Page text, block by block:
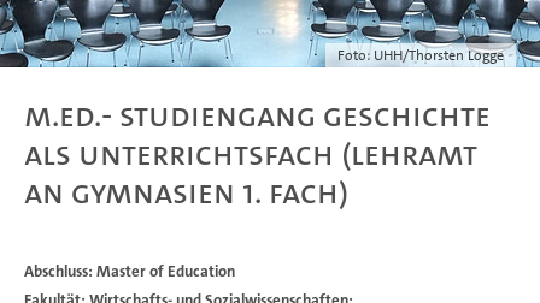
Foto: UHH/Thorsten Logge
M.Ed.- Studiengang Geschichte
als Unterrichtsfach (Lehramt
an Gymnasien 1. Fach)
Abschluss: Master of Education